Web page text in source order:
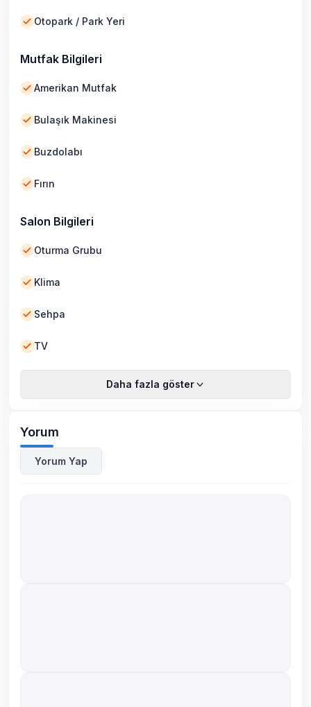
Otopark / Park Yeri
Mutfak Bilgileri
Amerikan Mutfak
Bulaşık Makinesi
Buzdolabı
Fırın
Salon Bilgileri
Oturma Grubu
Klima
Sehpa
TV
Daha fazla göster
Yorum
Yorum Yap